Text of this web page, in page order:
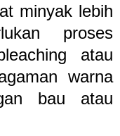
minyak lebih
proses
atau
warna
bau atau